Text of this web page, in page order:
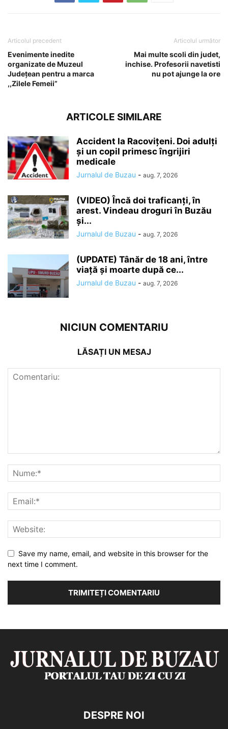
Articolul precedent
Evenimente inedite
organizate de Muzeul
Județean pentru a marca
,,Zilele Femeii”
Articolul următor
Mai multe scoli din judet,
inchise. Profesorii navetisti
nu pot ajunge la ore
ARTICOLE SIMILARE
Accident la Racovițeni. Doi adulți
și un copil primesc îngrijiri
medicale
Jurnalul de Buzau - aug. 7, 2026
(VIDEO) Încă doi traficanți, în
arest. Vindeau droguri în Buzău
și...
Jurnalul de Buzau - aug. 7, 2026
(UPDATE) Tânăr de 18 ani, între
viață și moarte după ce...
Jurnalul de Buzau - aug. 7, 2026
NICIUN COMENTARIU
LĂSAȚI UN MESAJ
Save my name, email, and website in this browser for the
next time I comment.
DESPRE NOI